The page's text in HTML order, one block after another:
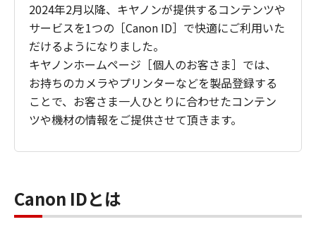
2024年2月以降、キヤノンが提供するコンテンツや
サービスを1つの［Canon ID］で快適にご利用いた
だけるようになりました。
キヤノンホームページ［個人のお客さま］では、
お持ちのカメラやプリンターなどを製品登録する
ことで、お客さま一人ひとりに合わせたコンテン
ツや機材の情報をご提供させて頂きます。
Canon IDとは